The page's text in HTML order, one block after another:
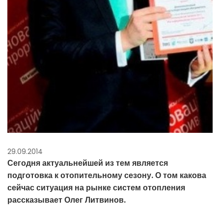
29.09.2014
Сегодня актуальнейшей из тем является
подготовка к отопительному сезону. О том какова
сейчас ситуация на рынке систем отопления
рассказывает Олег Литвинов.